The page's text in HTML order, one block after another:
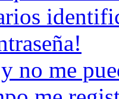
no me